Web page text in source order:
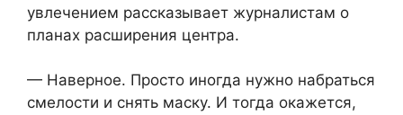
увлечением рассказывает журналистам о
планах расширения центра.
— Наверное. Просто иногда нужно набраться
смелости и снять маску. И тогда окажется,